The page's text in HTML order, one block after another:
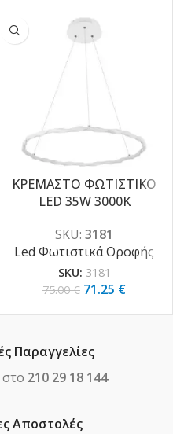
-5%
ΚΡΕΜΑΣΤΟ ΦΩΤΙΣΤΙΚΟ
LED 35W 3000K
SKU: 3181
Led Φωτιστικά Οροφής
SKU: 3181
75.00€ 71.25 €
Παραγγελίες
210 29 18 144
Αποστολές